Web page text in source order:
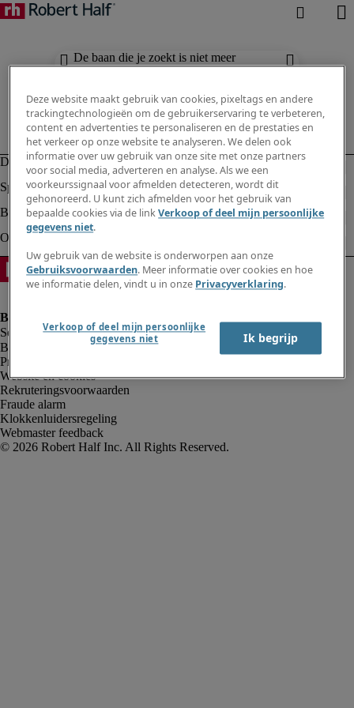
De baan die je zoekt is niet meer
beschikbaar. Zie vergelijkbare resultaten
Bedrijfsinformatie
Privacyverklaring
Website en cookies
Rekruteringsvoorwaarden
Fraude alarm
Klokkenluidersregeling
Webmaster feedback
Deze website maakt gebruik van cookies, pixeltags en andere
trackingtechnologieën om de gebruikerservaring te verbeteren,
content en advertenties te personaliseren en de prestaties en
het verkeer op onze website te analyseren. We delen ook
informatie over uw gebruik van onze site met onze partners
voor social media, adverteren en analyse. Als we een
voorkeurssignaal voor afmelden detecteren, wordt dit
gehonoreerd. U kunt zich afmelden voor het gebruik van
bepaalde cookies via de linkVerkoop of deel mijn persoonlijke
gegevens niet.
Uw gebruik van de website is onderworpen aan onze
Gebruiksvoorwaarden. Meer informatie over cookies en hoe
we informatie delen, vindt u in onze Privacyverklaring.
Verkoop of deel mijn persoonlijke
gegevens niet
Ik begrijp